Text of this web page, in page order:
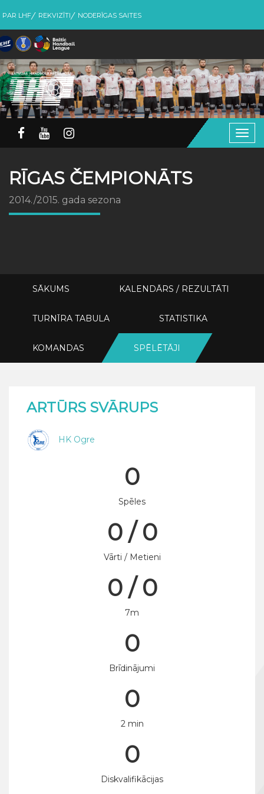
PAR LHF REKVIZĪTI NODERĪGAS SAITES
RĪGAS ČEMPIONĀTS
2014./2015. gada sezona
SĀKUMS KALENDĀRS / REZULTĀTI
TURNĪRA TABULA STATISTIKA
KOMANDAS SPĒLĒTĀJI
ARTŪRS SVĀRUPS
HK Ogre
0
Spēles
0 / 0
Vārti / Metieni
0 / 0
7m
0
Brīdinājumi
0
2 min
0
Diskvalifikācijas